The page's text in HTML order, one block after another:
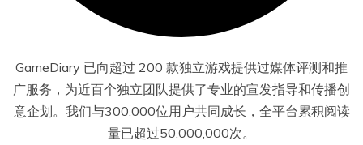
GameDiary 已向超过 200 款独立游戏提供过媒体评测和推
广服务，为近百个独立团队提供了专业的宣发指导和传播创
意企划。我们与300,000位用户共同成长，全平台累积阅读
量已超过50,000,000次。